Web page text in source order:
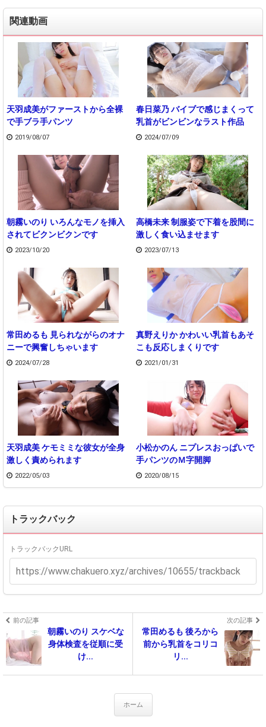
関連動画
天羽成美がファーストから全裸
で手ブラ手パンツ
2019/08/07
春日菜乃 バイブで感じまくって
乳首がビンビンなラスト作品
2024/07/09
朝霧いのり いろんなモノを挿入
されてビクンビクンです
2023/10/20
高橋未来 制服姿で下着を股間に
激しく食い込ませます
2023/07/13
常田めるも 見られながらのオナ
ニーで興奮しちゃいます
2024/07/28
真野えりか かわいい乳首もあそ
こも反応しまくりです
2021/01/31
天羽成美 ケモミミな彼女が全身
激しく責められます
2022/05/03
小松かのん ニプレスおっぱいで
手パンツのＭ字開脚
2020/08/15
トラックバック
トラックバックURL
前の記事
朝霧いのり スケベな
身体検査を従順に受
け...
次の記事
常田めるも 後ろから
前から乳首をコリコ
リ...
ホーム